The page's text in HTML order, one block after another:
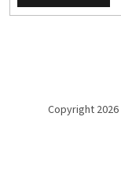
Copyright 2026